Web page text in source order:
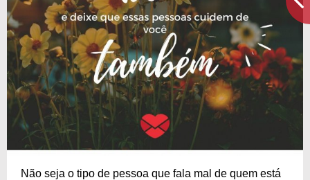
Não seja o tipo de pessoa que fala mal de quem está